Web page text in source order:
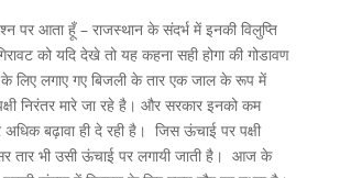
पर आता हूँ – राजस्थान के संदर्भ में इनकी विलुप्ति
को यदि देखे तो यह कहना सही होगा की गोडावण
लिए लगाए गए बिजली के तार एक जाल के रूप में
निरंतर मारे जा रहे है। और सरकार इनको कम
बढ़ावा ही दे रही है। जिस ऊंचाई पर पक्षी
तार भी उसी ऊंचाई पर लगायी जाती है। आज के